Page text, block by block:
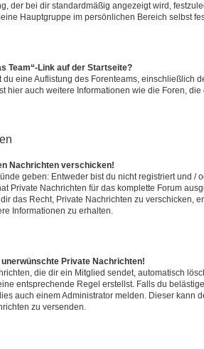
der bei dir standardmäßig angezeigt wird,
Hauptgruppe im persönlichen Bereich selbst
Team“-Link auf der Startseite?
du eine Auflistung des Forenteams, einschließlich
hier auch weitere Informationen wie die Foren,
Nachrichten verschicken!
geben: Entweder bist du nicht registriert und /
Private Nachrichten für das komplette Forum
das Recht, Private Nachrichten zu verschicken,
Informationen zu erhalten.
unerwünschte Private Nachrichten!
die dir ein Mitglied sendet, automatisch
entsprechende Regel erstellst. Falls du
auch einem Administrator melden. Dieser kann
zu versenden.